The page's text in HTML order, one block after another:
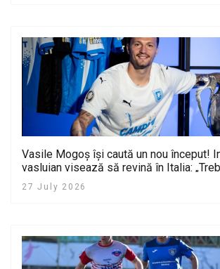
Vasile Mogoș își caută un nou început!
vasluian visează să revină în Italia:
răbdare”
27 July 2026